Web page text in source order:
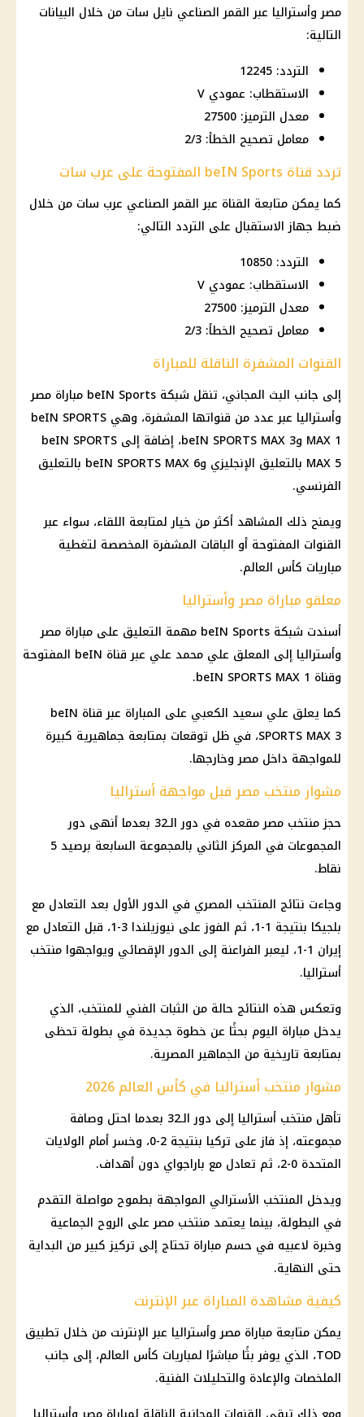
مصر وأستراليا عبر القمر الصناعي نايل سات من خلال البيانات
التالية:
التردد: 12245
الاستقطاب: عمودي V
معدل الترميز: 27500
معامل تصحيح الخطأ: 2/3
تردد قناة beIN Sports المفتوحة على عرب سات
كما يمكن متابعة القناة عبر القمر الصناعي عرب سات من خلال
ضبط جهاز الاستقبال على التردد التالي:
التردد: 10850
الاستقطاب: عمودي V
معدل الترميز: 27500
معامل تصحيح الخطأ: 2/3
القنوات المشفرة الناقلة للمباراة
إلى جانب البث المجاني، تنقل شبكة beIN Sports مباراة مصر
وأستراليا عبر عدد من قنواتها المشفرة، وهي beIN SPORTS
MAX 1 وbeIN SPORTS MAX 3، إضافة إلى beIN SPORTS
MAX 5 بالتعليق الإنجليزي وbeIN SPORTS MAX 6 بالتعليق
الفرنسي.
ويمنح ذلك المشاهد أكثر من خيار لمتابعة اللقاء، سواء عبر
القنوات المفتوحة أو الباقات المشفرة المخصصة لتغطية
مباريات كأس العالم.
معلقو مباراة مصر وأستراليا
أسندت شبكة beIN Sports مهمة التعليق على مباراة مصر
وأستراليا إلى المعلق علي محمد علي عبر قناة beIN المفتوحة
وقناة beIN SPORTS MAX 1.
كما يعلق علي سعيد الكعبي على المباراة عبر قناة beIN
SPORTS MAX 3، في ظل توقعات بمتابعة جماهيرية كبيرة
للمواجهة داخل مصر وخارجها.
مشوار منتخب مصر قبل مواجهة أستراليا
حجز منتخب مصر مقعده في دور الـ32 بعدما أنهى دور
المجموعات في المركز الثاني بالمجموعة السابعة برصيد 5
نقاط.
وجاءت نتائج المنتخب المصري في الدور الأول بعد التعادل مع
بلجيكا بنتيجة 1-1، ثم الفوز على نيوزيلندا 3-1، قبل التعادل مع
إيران 1-1، ليعبر الفراعنة إلى الدور الإقصائي ويواجهوا منتخب
أستراليا.
وتعكس هذه النتائج حالة من الثبات الفني للمنتخب، الذي
يدخل مباراة اليوم بحثًا عن خطوة جديدة في بطولة تحظى
بمتابعة تاريخية من الجماهير المصرية.
مشوار منتخب أستراليا في كأس العالم 2026
تأهل منتخب أستراليا إلى دور الـ32 بعدما احتل وصافة
مجموعته، إذ فاز على تركيا بنتيجة 2-0، وخسر أمام الولايات
المتحدة 0-2، ثم تعادل مع باراجواي دون أهداف.
ويدخل المنتخب الأسترالي المواجهة بطموح مواصلة التقدم
في البطولة، بينما يعتمد منتخب مصر على الروح الجماعية
وخبرة لاعبيه في حسم مباراة تحتاج إلى تركيز كبير من البداية
حتى النهاية.
كيفية مشاهدة المباراة عبر الإنترنت
يمكن متابعة مباراة مصر وأستراليا عبر الإنترنت من خلال تطبيق
TOD، الذي يوفر بثًا مباشرًا لمباريات كأس العالم، إلى جانب
الملخصات والإعادة والتحليلات الفنية.